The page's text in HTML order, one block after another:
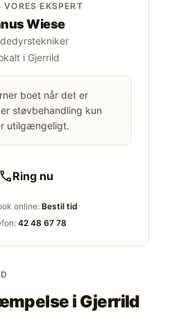
VORES EKSPERT
Wiese
i Gjerrild
boet når det er
støvbehandling kun
utilgængeligt.
callRing nu
online:Bestil tid
42 48 67 78
i Gjerrild